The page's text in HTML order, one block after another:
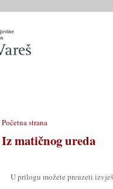
Početna strana
Iz matičnog ureda
U prilogu možete preuzeti